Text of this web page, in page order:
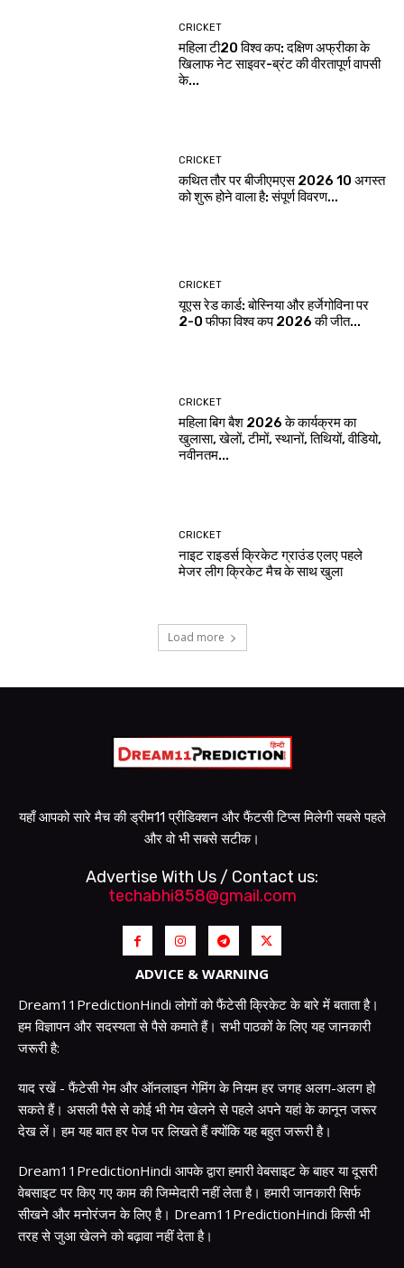
CRICKET
महिला टी20 विश्व कप: दक्षिण अफ्रीका के
खिलाफ नेट साइवर-ब्रंट की वीरतापूर्ण वापसी
के...
CRICKET
कथित तौर पर बीजीएमएस 2026 10 अगस्त
को शुरू होने वाला है: संपूर्ण विवरण...
CRICKET
यूएस रेड कार्ड: बोस्निया और हर्जेगोविना पर
2-0 फीफा विश्व कप 2026 की जीत...
CRICKET
महिला बिग बैश 2026 के कार्यक्रम का
खुलासा, खेलों, टीमों, स्थानों, तिथियों, वीडियो,
नवीनतम...
CRICKET
नाइट राइडर्स क्रिकेट ग्राउंड एलए पहले
मेजर लीग क्रिकेट मैच के साथ खुला
Load more
यहाँ आपको सारे मैच की ड्रीम11 प्रीडिक्शन और फैंटसी टिप्स मिलेगी सबसे पहले
और वो भी सबसे सटीक।
Advertise With Us / Contact us:
techabhi858@gmail.com
ADVICE & WARNING
Dream11PredictionHindi लोगों को फैंटेसी क्रिकेट के बारे में बताता है।
हम विज्ञापन और सदस्यता से पैसे कमाते हैं। सभी पाठकों के लिए यह जानकारी
जरूरी है:
याद रखें - फैंटेसी गेम और ऑनलाइन गेमिंग के नियम हर जगह अलग-अलग हो
सकते हैं। असली पैसे से कोई भी गेम खेलने से पहले अपने यहां के कानून जरूर
देख लें। हम यह बात हर पेज पर लिखते हैं क्योंकि यह बहुत जरूरी है।
Dream11PredictionHindi आपके द्वारा हमारी वेबसाइट के बाहर या दूसरी
वेबसाइट पर किए गए काम की जिम्मेदारी नहीं लेता है। हमारी जानकारी सिर्फ
सीखने और मनोरंजन के लिए है। Dream11PredictionHindi किसी भी
तरह से जुआ खेलने को बढ़ावा नहीं देता है।